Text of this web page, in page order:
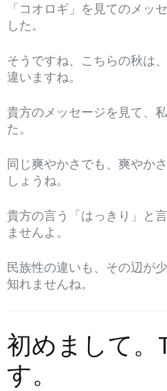
「コオロギ」を見てのメッ
した。
そうですね、こちらの秋は
違いますね。
貴方のメッセージを見て、
た。
同じ爽やかさでも、爽やか
しょうね。
貴方の言う「はっきり」と
ませんよ。
民族性の違いも、その辺が
知れませんね。
初めまして。
す。